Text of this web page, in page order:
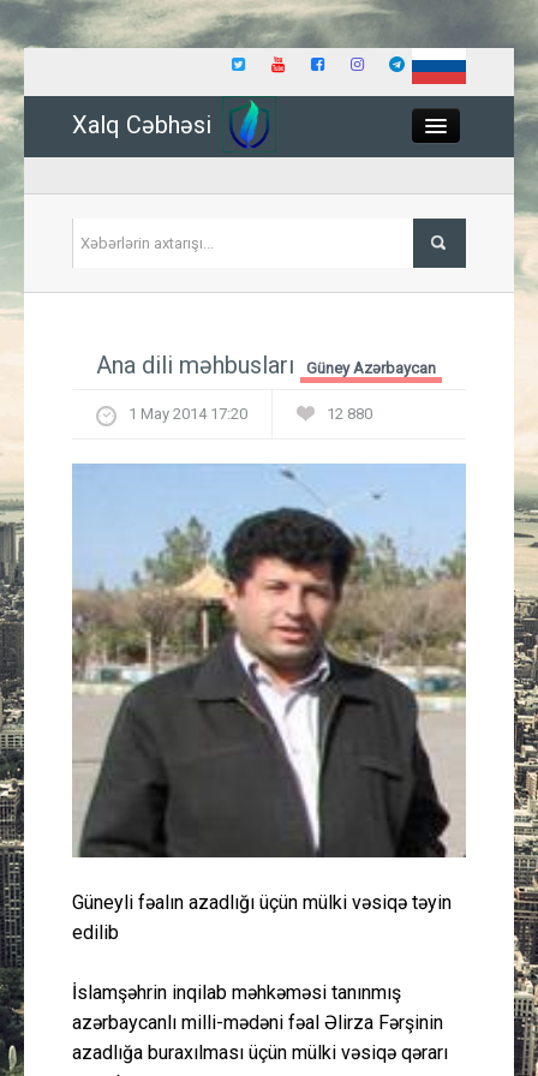
Xalq Cəbhəsi
İqtisadiyyat
Hadisə
Güney Azərbaycan
Mədəniyyət
Müsahibə
İdman
Peşə etikası
Əlaqə
Ana dili məhbusları Güney Azərbaycan
1 May 2014 17:20 12 880
Güneyli fəalın azadlığı üçün mülki vəsiqə təyin
edilib
İslamşəhrin inqilab məhkəməsi tanınmış
azərbaycanlı milli-mədəni fəal Əlirza Fərşinin
azadlığa buraxılması üçün mülki vəsiqə qərarı